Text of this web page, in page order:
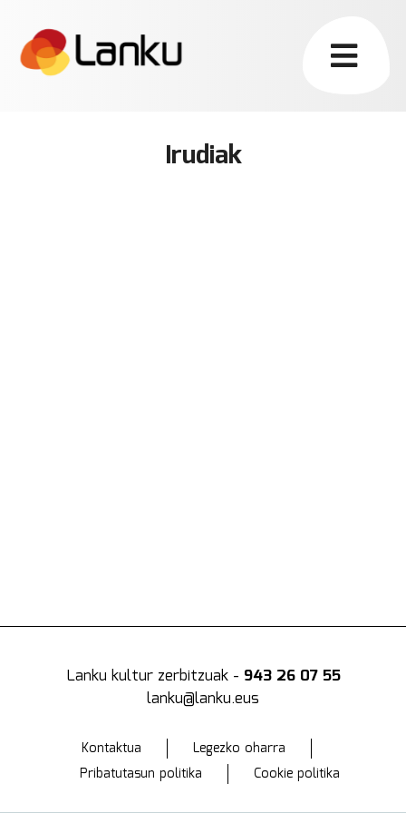
Irudiak
Lanku kultur zerbitzuak - 943 26 07 55
lanku@lanku.eus
Kontaktua
Legezko oharra
Pribatutasun politika
Cookie politika